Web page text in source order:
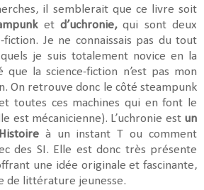
il semblerait que ce livre soit
et d’uchronie,qui sont deux
fiction. Je ne connaissais pas du tout
je suis totalement novice en la
la science-fiction n’est pas mon
On retrouve donc le côté steampunk
toutes ces machines qui en font le
est mécanicienne). L’uchronie est un
à un instant T ou comment
des SI. Elle est donc très présente
une idée originale et fascinante,
de littérature jeunesse.